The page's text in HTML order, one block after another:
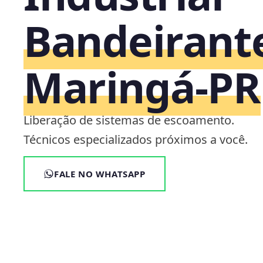
Maringá‑PR
Liberação de sistemas de escoamento.
Técnicos especializados próximos a você.
FALE NO WHATSAPP